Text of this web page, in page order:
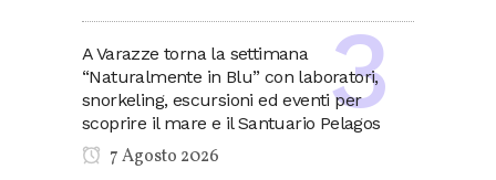
A Varazze torna la settimana
“Naturalmente in Blu” con laboratori,
snorkeling, escursioni ed eventi per
scoprire il mare e il Santuario Pelagos
7 Agosto 2026